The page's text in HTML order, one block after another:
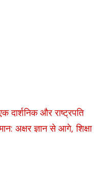
दार्शनिक और राष्ट्रपति
अक्षर ज्ञान से आगे, शिक्षा